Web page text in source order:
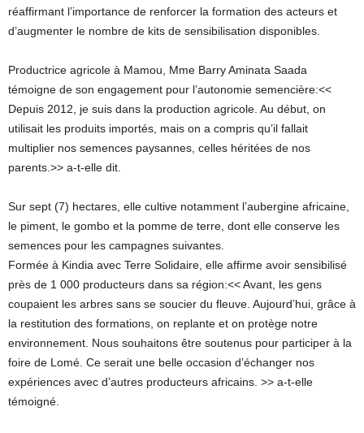
réaffirmant l’importance de renforcer la formation des acteurs et
d’augmenter le nombre de kits de sensibilisation disponibles.
Productrice agricole à Mamou, Mme Barry Aminata Saada
témoigne de son engagement pour l’autonomie semencière:<<
Depuis 2012, je suis dans la production agricole. Au début, on
utilisait les produits importés, mais on a compris qu’il fallait
multiplier nos semences paysannes, celles héritées de nos
parents.>> a-t-elle dit.
Sur sept (7) hectares, elle cultive notamment l’aubergine africaine,
le piment, le gombo et la pomme de terre, dont elle conserve les
semences pour les campagnes suivantes.
Formée à Kindia avec Terre Solidaire, elle affirme avoir sensibilisé
près de 1 000 producteurs dans sa région:<< Avant, les gens
coupaient les arbres sans se soucier du fleuve. Aujourd’hui, grâce à
la restitution des formations, on replante et on protège notre
environnement. Nous souhaitons être soutenus pour participer à la
foire de Lomé. Ce serait une belle occasion d’échanger nos
expériences avec d’autres producteurs africains. >> a-t-elle
témoigné.